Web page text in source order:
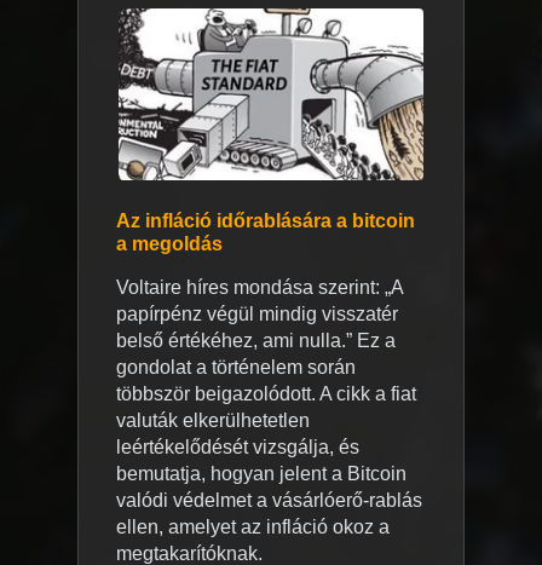
Az infláció időrablására a bitcoin
a megoldás
Voltaire híres mondása szerint: „A
papírpénz végül mindig visszatér
belső értékéhez, ami nulla.” Ez a
gondolat a történelem során
többször beigazolódott. A cikk a fiat
valuták elkerülhetetlen
leértékelődését vizsgálja, és
bemutatja, hogyan jelent a Bitcoin
valódi védelmet a vásárlóerő-rablás
ellen, amelyet az infláció okoz a
megtakarítóknak.